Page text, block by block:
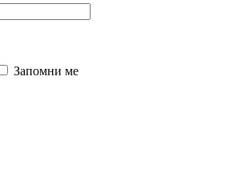
Запомни ме